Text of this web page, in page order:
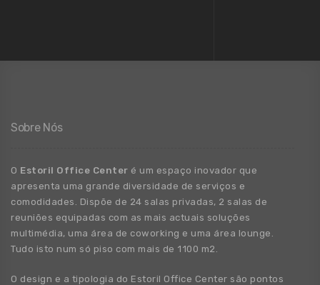
Sobre Nós
O Estoril Office Center é um espaço inovador que
apresenta uma grande diversidade de serviços e
comodidades. Dispõe de 24 salas privadas, 2 salas de
reuniões equipadas com as mais actuais soluções
multimédia, uma área de coworking e uma área lounge.
Tudo isto num só piso com mais de 1100 m2.
O design e a tipologia do Estoril Office Center são pontos